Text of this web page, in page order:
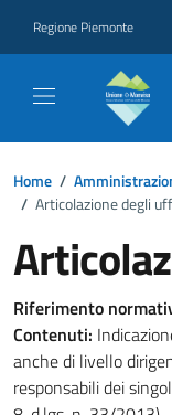
Regione Piemonte
Home /
/ Articolazione degli
Riferimento
Contenuti:
anche di livello
responsabili dei